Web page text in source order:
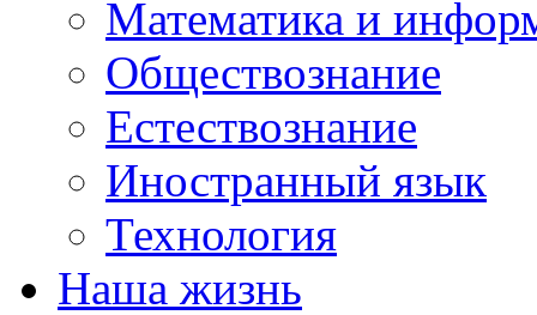
Математика и
Обществознание
Естествознание
Иностранный язык
Технология
Наша жизнь